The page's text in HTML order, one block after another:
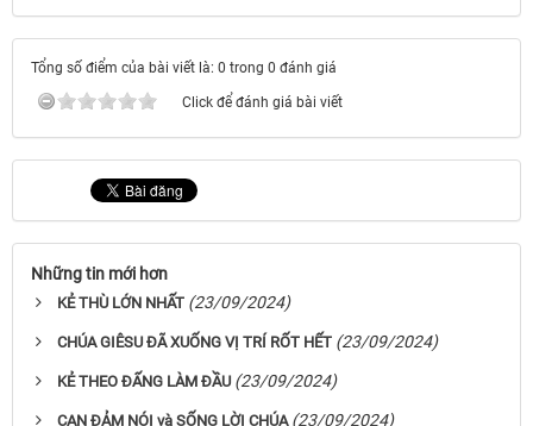
Tổng số điểm của bài viết là: 0 trong 0 đánh giá
Click để đánh giá bài viết
Những tin mới hơn
KẺ THÙ LỚN NHẤT (23/09/2024)
CHÚA GIÊSU ĐÃ XUỐNG VỊ TRÍ RỐT HẾT (23/09/2024)
KẺ THEO ĐẤNG LÀM ĐẦU (23/09/2024)
CAN ĐẢM NÓI và SỐNG LỜI CHÚA (23/09/2024)